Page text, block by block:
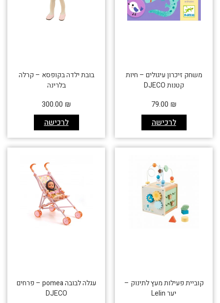
משחק זיכרון עיגולים – חיות
קטנות DJECO
לרכישה
79.00 ₪
בובת ילדה בקופסא – קרלה
בלרינה
לרכישה
300.00 ₪
קוביית פעילות מעץ לתינוק –
יער Lelin
עגלה לבובה pomea – פרחים
DJECO